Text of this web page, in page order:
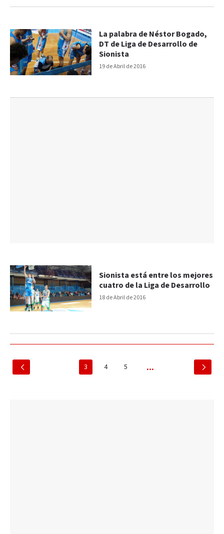
19 de Abril de 2016
La palabra de Néstor Bogado,
DT de Liga de Desarrollo de
Sionista
18 de Abril de 2016
Sionista está entre los mejores
cuatro de la Liga de Desarrollo
3 4 5